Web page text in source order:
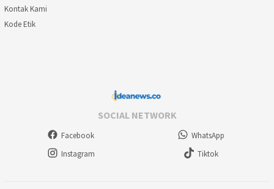
Kontak Kami
Kode Etik
SOCIAL NETWORK
Facebook
WhatsApp
Instagram
Tiktok